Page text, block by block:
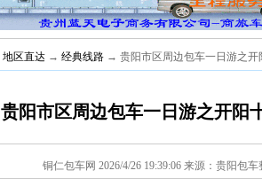
地区直达 → 经典线路 → 贵阳市区周边包车一日游之开
贵阳市区周边包车一日游之开阳
铜仁包车网 2026/4/26 19:39:06 来源：贵阳包车